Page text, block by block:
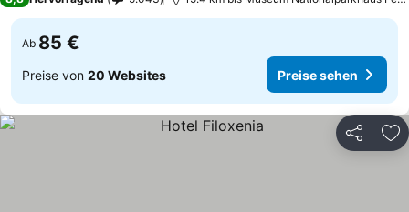
Ab 85 €
Preise von 20 Websites Preise sehen
Teilen